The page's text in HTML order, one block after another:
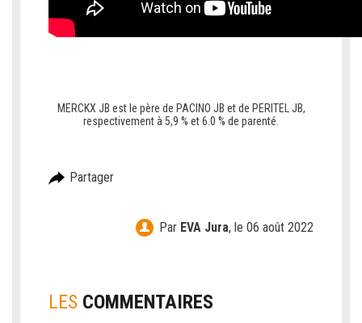
MERCKX JB est le père de PACINO JB et de PERITEL JB,
respectivement à 5,9 % et 6.0 % de parenté.
Partager
Par EVA Jura, le 06 août 2022
LES COMMENTAIRES